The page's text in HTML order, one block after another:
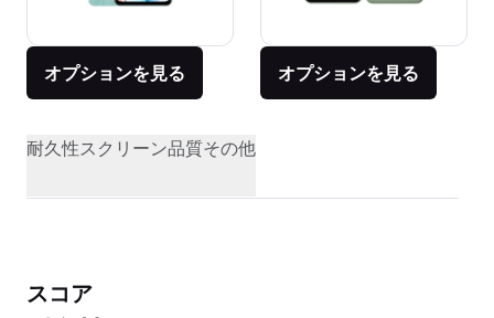
オプションを見る オプションを見る
耐久性スクリーン品質その他
スコア